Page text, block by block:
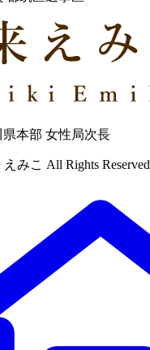
本部 女性局次長
みこ All Rights Reserved